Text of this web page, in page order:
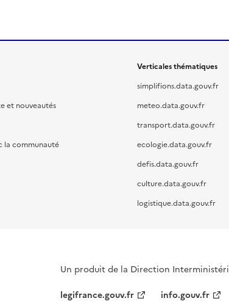
et nouveautés
la communauté
Verticales thématiques
simplifions.data.gouv.fr
meteo.data.gouv.fr
transport.data.gouv.fr
ecologie.data.gouv.fr
defis.data.gouv.fr
culture.data.gouv.fr
logistique.data.gouv.fr
Un produit de la Direction
legifrance.gouv.fr
info.gouv.fr